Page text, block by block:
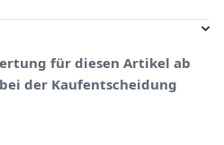
für diesen Artikel ab
der Kaufentscheidung